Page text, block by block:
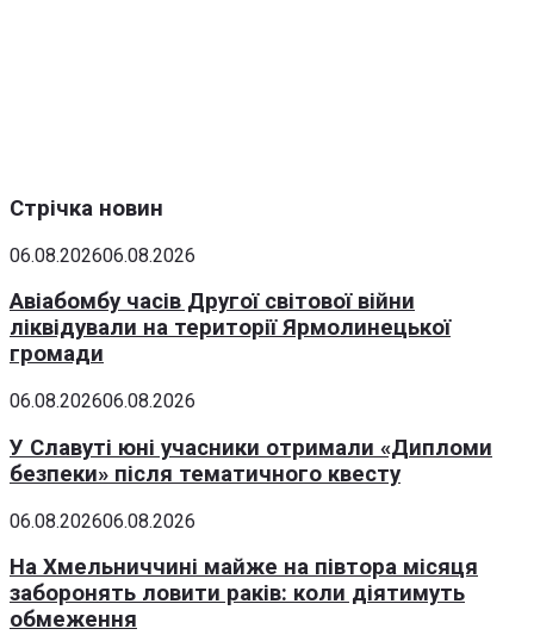
Стрічка новин
06.08.202606.08.2026
Авіабомбу часів Другої світової війни
ліквідували на території Ярмолинецької
громади
06.08.202606.08.2026
У Славуті юні учасники отримали «Дипломи
безпеки» після тематичного квесту
06.08.202606.08.2026
На Хмельниччині майже на півтора місяця
заборонять ловити раків: коли діятимуть
обмеження